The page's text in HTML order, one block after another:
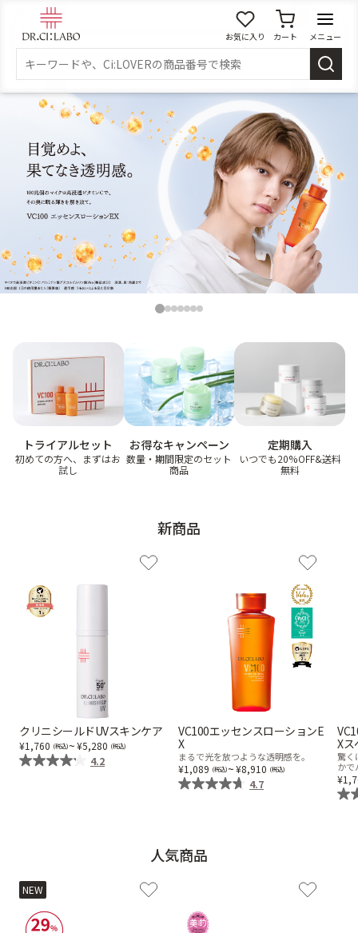
お気に入り カート メニュー
新規会員登録 ログイン
マイページ
スキンケア
商品カテゴリーから探す
メイク落とし 洗顔
角質・導入美容液 化粧水
美容液
ゲル クリーム
UVケア
プロダクトラインから探す
エンリッチリフトライン
エンリッチ
メディカリフトライン
センシティブライン
ブライトニングライン
プロダクトライン TOP
お悩みから探す
乾燥
ゆるみ・ハリ
敏感・肌あれ
1234567
トライアルセット
初めての方へ、まずはお
試し
お得なキャンペーン
数量・期間限定のセット
商品
定期購入
いつでも20%OFF&送料
無料
新商品
クリニシールドUVスキンケア
1,760 ~ 5,280
4.2
VC100エッセンスローションE
X
まるで光を放つような透明感を。
1,089 ~ 8,910
4.7
Xス
驚く
かで
人気商品
NEW